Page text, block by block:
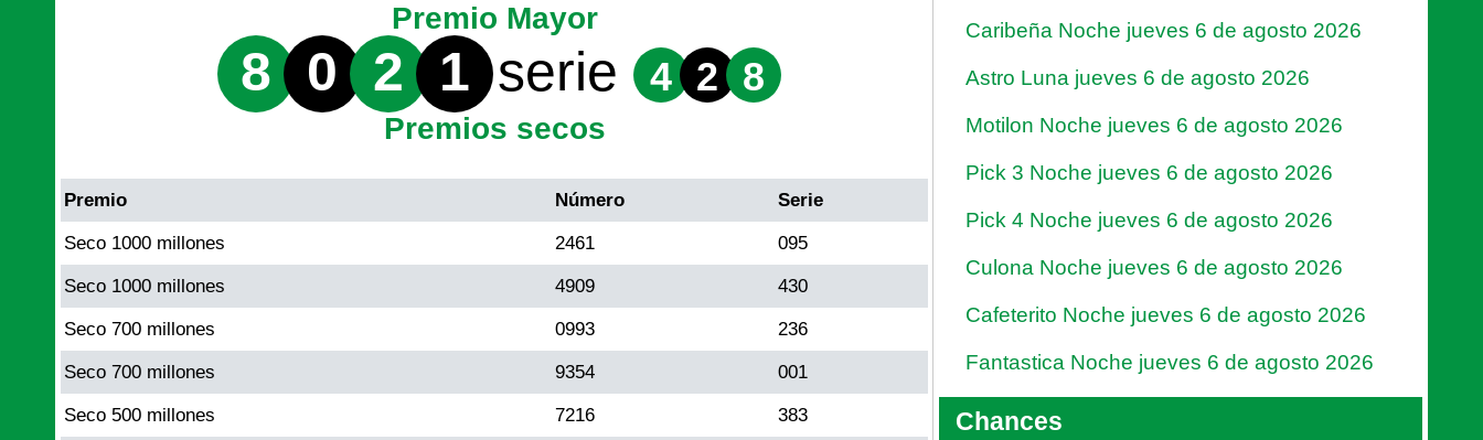
Premio Mayor
8 0 2 1 serie 4 2 8
Premios secos
Premio Número Serie
Seco 1000 millones 2461 095
Seco 1000 millones 4909 430
Seco 700 millones 0993 236
Seco 700 millones 9354 001
Seco 500 millones 7216 383
Caribeña Noche jueves 6 de agosto 2026
Astro Luna jueves 6 de agosto 2026
Motilon Noche jueves 6 de agosto 2026
Pick 3 Noche jueves 6 de agosto 2026
Pick 4 Noche jueves 6 de agosto 2026
Culona Noche jueves 6 de agosto 2026
Cafeterito Noche jueves 6 de agosto 2026
Fantastica Noche jueves 6 de agosto 2026
Chances